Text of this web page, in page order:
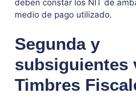
deben constar los NIT de
medio de pago utilizado.
Segunda y
subsiguientes
Timbres